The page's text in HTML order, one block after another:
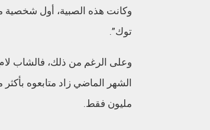
توك”.
وعلى الرغم من ذلك، فالشاب
مليون فقط.